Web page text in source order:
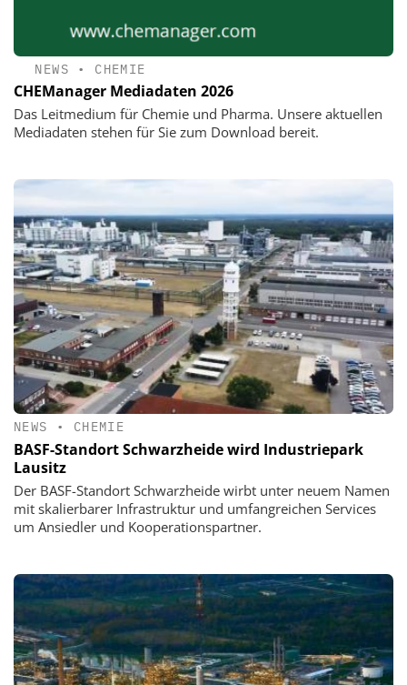
NEWS • CHEMIE
CHEManager Mediadaten 2026
Das Leitmedium für Chemie und Pharma. Unsere aktuellen
Mediadaten stehen für Sie zum Download bereit.
NEWS • CHEMIE
BASF-Standort Schwarzheide wird Industriepark
Lausitz
Der BASF-Standort Schwarzheide wirbt unter neuem Namen
mit skalierbarer Infrastruktur und umfangreichen Services
um Ansiedler und Kooperationspartner.